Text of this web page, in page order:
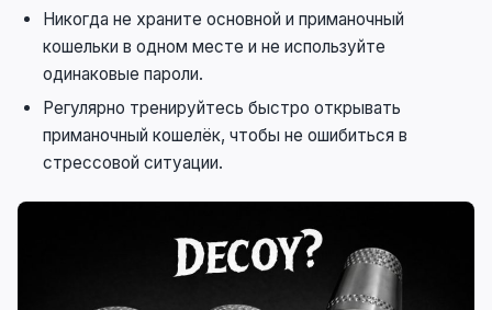
Никогда не храните основной и приманочный
кошельки в одном месте и не используйте
одинаковые пароли.
Регулярно тренируйтесь быстро открывать
приманочный кошелёк, чтобы не ошибиться в
стрессовой ситуации.